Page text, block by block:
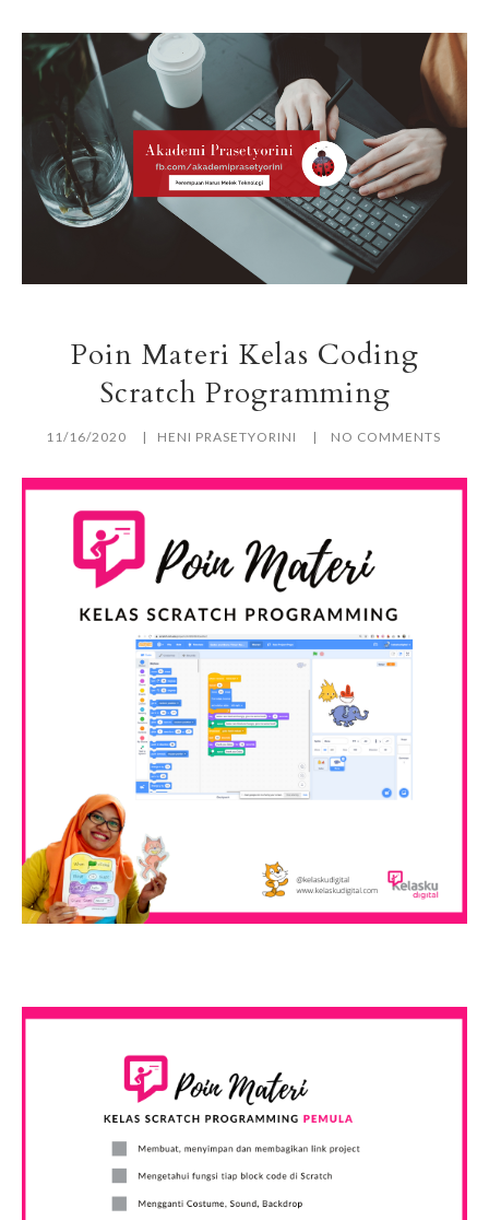
Poin Materi Kelas Coding
Scratch Programming
11/16/2020 HENI PRASETYORINI NO COMMENTS